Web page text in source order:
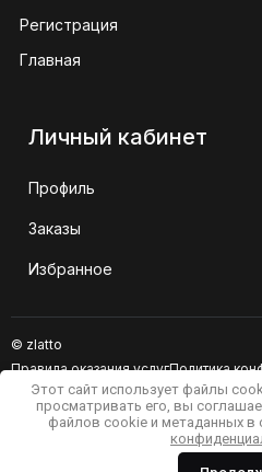
Регистрация
Главная
Личный кабинет
Профиль
Заказы
Избранное
© zlatto
Правила оказания услугПолитика
Сайт не является публичной офертой
Этот сайт использует файлы
просматривать его, вы
файлов cookie и метаданных в